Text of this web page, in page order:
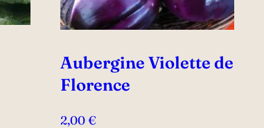
Aubergine Violette de
Florence
2,00€